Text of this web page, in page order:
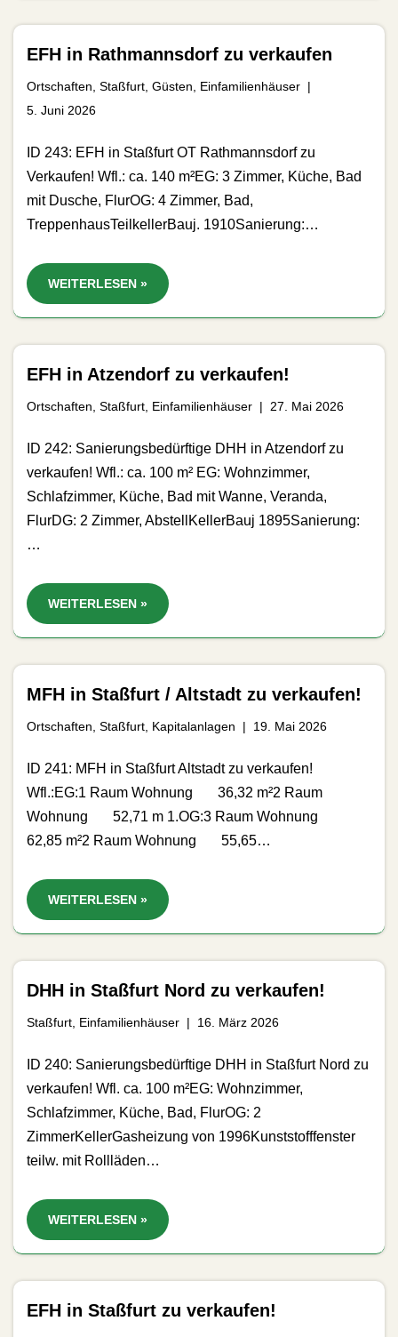
EFH in Rathmannsdorf zu verkaufen
Ortschaften Staßfurt Güsten
Einfamilienhäuser
5. Juni 2026
ID 243: EFH in Staßfurt OT Rathmannsdorf zu
Verkaufen! Wfl.: ca. 140 m²EG: 3 Zimmer, Küche, Bad
mit Dusche, FlurOG: 4 Zimmer, Bad,
TreppenhausTeilkellerBauj. 1910Sanierung:…
WEITERLESEN »
EFH in Atzendorf zu verkaufen!
Ortschaften Staßfurt Einfamilienhäuser 27. Mai 2026
ID 242: Sanierungsbedürftige DHH in Atzendorf zu
verkaufen! Wfl.: ca. 100 m² EG: Wohnzimmer,
Schlafzimmer, Küche, Bad mit Wanne, Veranda,
FlurDG: 2 Zimmer, AbstellKellerBauj 1895Sanierung:
…
WEITERLESEN »
MFH in Staßfurt / Altstadt zu verkaufen!
Ortschaften Staßfurt Kapitalanlagen 19. Mai 2026
ID 241: MFH in Staßfurt Altstadt zu verkaufen!
Wfl.:EG:1 Raum Wohnung 36,32 m²2 Raum
Wohnung 52,71 m 1.OG:3 Raum Wohnung
62,85 m²2 Raum Wohnung 55,65…
WEITERLESEN »
DHH in Staßfurt Nord zu verkaufen!
Staßfurt Einfamilienhäuser 16. März 2026
ID 240: Sanierungsbedürftige DHH in Staßfurt Nord zu
verkaufen! Wfl. ca. 100 m²EG: Wohnzimmer,
Schlafzimmer, Küche, Bad, FlurOG: 2
ZimmerKellerGasheizung von 1996Kunststofffenster
teilw. mit Rollläden…
WEITERLESEN »
EFH in Staßfurt zu verkaufen!